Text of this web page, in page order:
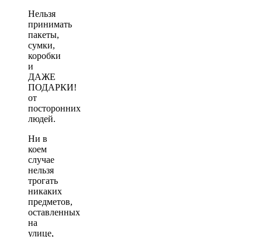
Нельзя
принимать
пакеты,
сумки,
коробки
и
ДАЖЕ
ПОДАРКИ!
от
посторонних
людей.
Ни в
коем
случае
нельзя
трогать
никаких
предметов,
оставленных
на
улице,